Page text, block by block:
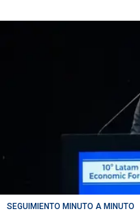
SEGUIMIENTO MINUTO A MINUTO